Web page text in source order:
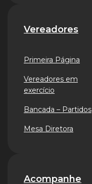
Vereadores
Primeira Página
Vereadores em
exercício
Bancada – Partidos
Mesa Diretora
Acompanhe